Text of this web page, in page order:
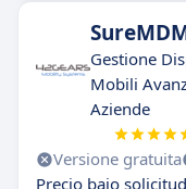
Gestione
Mobili
Aziende
Versione gratuita
Precio bajo solicitud